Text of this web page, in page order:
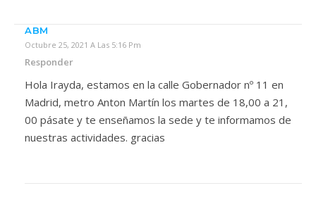
ABM
Octubre 25, 2021 A Las 5:16 Pm
Responder
Hola Irayda, estamos en la calle Gobernador nº 11 en
Madrid, metro Anton Martín los martes de 18,00 a 21,
00 pásate y te enseñamos la sede y te informamos de
nuestras actividades. gracias